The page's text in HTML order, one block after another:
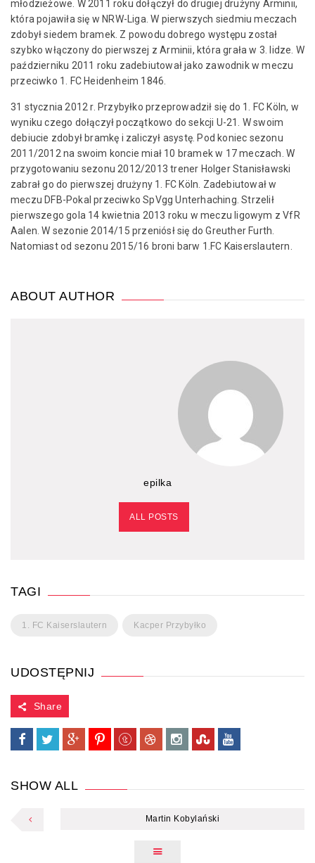
młodzieżowe. W 2011 roku dołączył do drugiej drużyny Arminii,
która pojawiła się w NRW-Liga. W pierwszych siedmiu meczach
zdobył siedem bramek. Z powodu dobrego występu został
szybko włączony do pierwszej z Arminii, która grała w 3. lidze. W
październiku 2011 roku zadebiutował jako zawodnik w meczu
przeciwko 1. FC Heidenheim 1846.
31 stycznia 2012 r. Przybyłko przeprowadził się do 1. FC Köln, w
wyniku czego dołączył początkowo do sekcji U-21. W swoim
debiucie zdobył bramkę i zaliczył asystę. Pod koniec sezonu
2011/2012 na swoim koncie miał 10 bramek w 17 meczach. W
przygotowaniu sezonu 2012/2013 trener Holger Stanisławski
zabrał go do pierwszej drużyny 1. FC Köln. Zadebiutował w
meczu DFB-Pokal przeciwko SpVgg Unterhaching. Strzelił
pierwszego gola 14 kwietnia 2013 roku w meczu ligowym z VfR
Aalen. W sezonie 2014/15 przeniósł się do Greuther Furth.
Natomiast od sezonu 2015/16 broni barw 1.FC Kaiserslautern.
ABOUT AUTHOR
epilka
ALL POSTS
TAGI
1. FC Kaiserslautern Kacper Przybyłko
UDOSTĘPNIJ
Share
SHOW ALL
Martin Kobylański